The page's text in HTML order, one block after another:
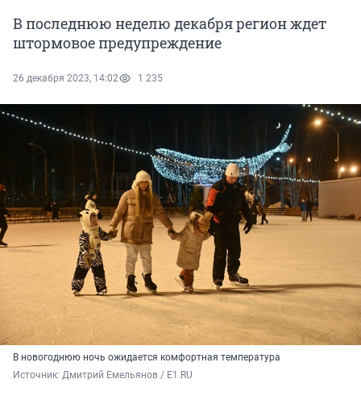
В последнюю неделю декабря регион ждет
штормовое предупреждение
26 декабря 2023, 14:02 1 235
В новогоднюю ночь ожидается комфортная температура
Источник: Дмитрий Емельянов / E1.RU